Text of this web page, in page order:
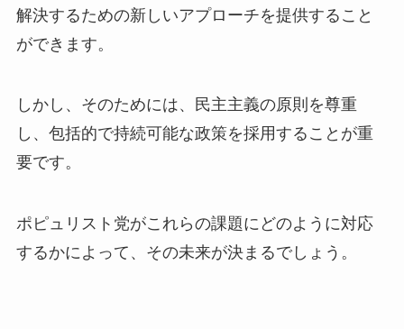
解決するための新しいアプローチを提供すること
ができます。
しかし、そのためには、民主主義の原則を尊重
し、包括的で持続可能な政策を採用することが重
要です。
ポピュリスト党がこれらの課題にどのように対応
するかによって、その未来が決まるでしょう。